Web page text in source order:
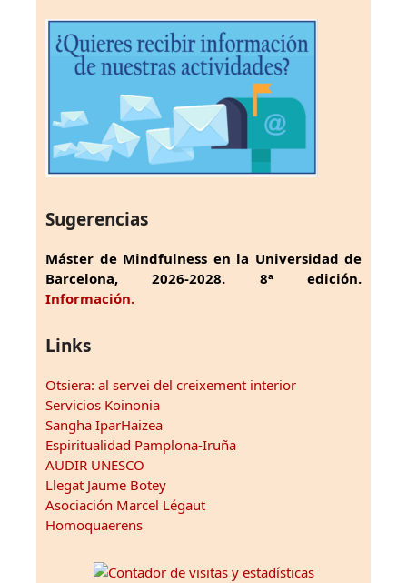
Sugerencias
Máster de Mindfulness en la Universidad de
Barcelona, 2026-2028. 8ª edición.
Información.
Links
Otsiera: al servei del creixement interior
Servicios Koinonia
Sangha IparHaizea
Espiritualidad Pamplona-Iruña
AUDIR UNESCO
Llegat Jaume Botey
Asociación Marcel Légaut
Homoquaerens